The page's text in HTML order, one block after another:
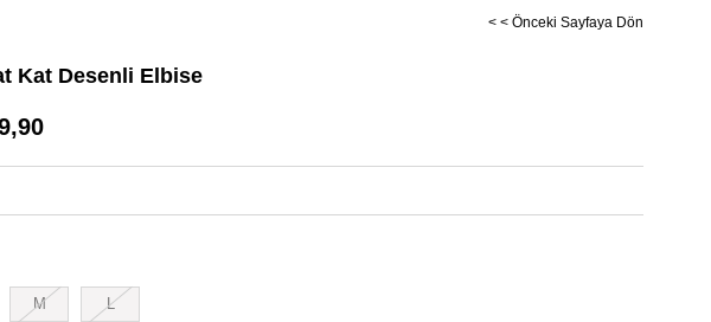
< < Önceki Sayfaya Dön
Kat Desenli Elbise
M L